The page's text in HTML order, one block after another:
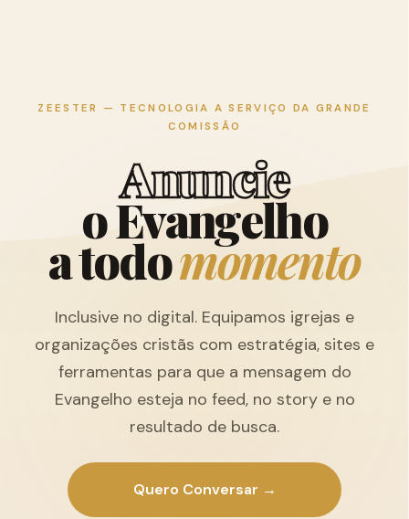
ZEESTER — TECNOLOGIA A SERVIÇO DA GRANDE
COMISSÃO
Anuncie
oEvangelho
atodomomento
Inclusive no digital. Equipamos igrejas e
organizações cristãs com estratégia, sites e
ferramentas para que a mensagem do
Evangelho esteja no feed, no story e no
resultado de busca.
Quero Conversar →